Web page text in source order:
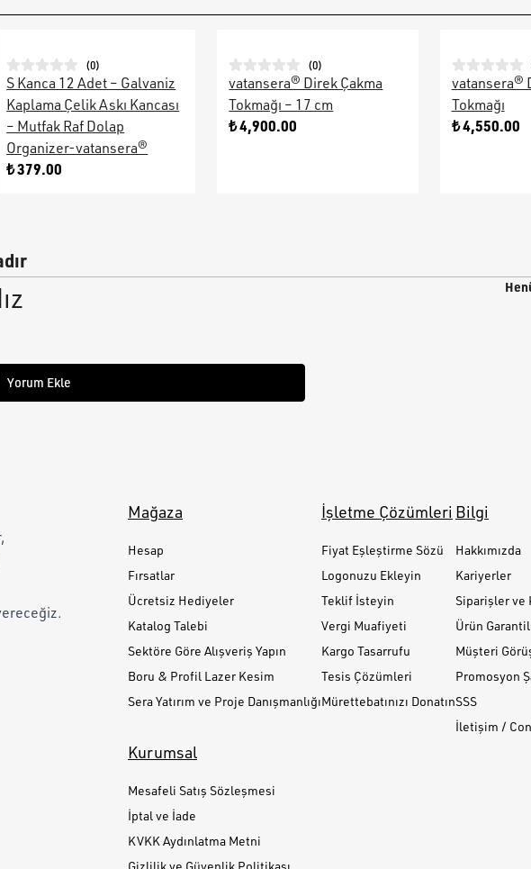
(0)
S Kanca 12 Adet – Galvaniz
Kaplama Çelik Askı Kancası
– Mutfak Raf Dolap
Organizer-vatansera®
₺ 379.00
(0)
vatansera® Direk Çakma
Tokmağı – 17 cm
₺ 4,900.00
vatansera®
Tokmağı
₺ 4,550.00
Yorum Ekle
Mağaza
Hesap
Fırsatlar
Ücretsiz Hediyeler
Katalog Talebi
Sektöre Göre Alışveriş Yapın
Boru & Profil Lazer Kesim
Sera Yatırım ve Proje Danışmanlığı
İşletme Çözümleri
Fiyat Eşleştirme Sözü
Logonuzu Ekleyin
Teklif İsteyin
Vergi Muafiyeti
Kargo Tasarrufu
Tesis Çözümleri
Mürettebatınızı Donatın
Bilgi
Hakkımızda
Kariyerler
Siparişler ve
Ürün
Müşteri
Promosyon
SSS
İletişim /
Kurumsal
Mesafeli Satış Sözleşmesi
İptal ve İade
KVKK Aydınlatma Metni
Gizlilik ve Güvenlik Politikası